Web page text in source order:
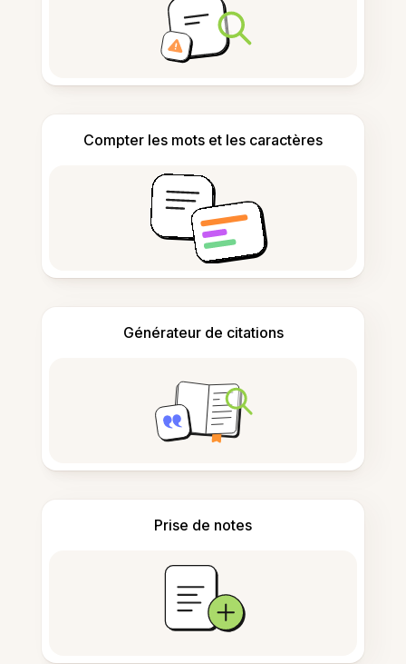
Compter les mots et les caractères
Générateur de citations
Prise de notes